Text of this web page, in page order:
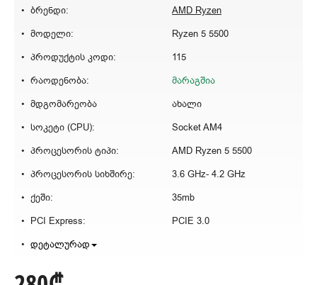
ბრენდი:
AMD Ryzen
მოდელი:
Ryzen 5 5500
პროდუქტის კოდი:
115
რაოდენობა:
მარაგშია
მდგომარეობა
ახალი
სოკეტი (CPU):
Socket AM4
პროცესორის ტიპი:
AMD Ryzen 5 5500
პროცესორის სიხშირე:
3.6 GHz- 4.2 GHz
ქეში:
35mb
PCI Express:
PCIE 3.0
დეტალურად